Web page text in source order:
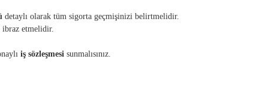
detaylı olarak tüm sigorta geçmişinizi belirtmelidir.
ibraz etmelidir.
iş sözleşmesi sunmalısınız.